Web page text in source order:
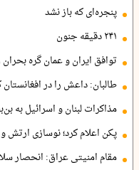
پنجره‌ای که باز نشد
۲۴۱ دقیقه جنون
توافق ایران و عمان گره بحران
طالبان: داعش را در
مذاکرات لبنان و اسرائیل به
پکن اعلام کرد؛ نوسازی ارتش
مقام امنیتی عراق: